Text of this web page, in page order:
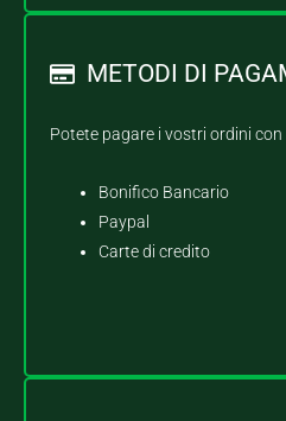
METODI DI
Potete pagare i vostri ordini con
Bonifico Bancario
Paypal
Carte di credito